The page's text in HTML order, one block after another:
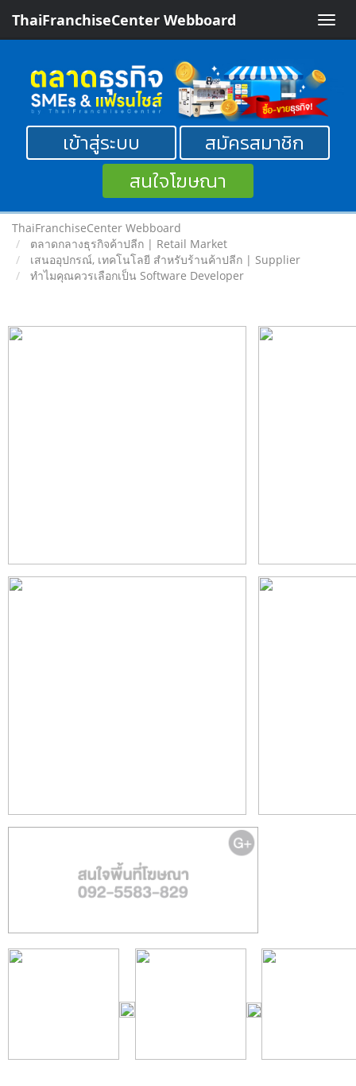
Toggle
ThaiFranchiseCenter Webboard
เข้าสู่ระบบ
สมัครสมาชิก
สนใจโฆษณา
ThaiFranchiseCenter Webboard
ตลาดกลางธุรกิจค้าปลีก | Retail Market
เสนออุปกรณ์, เทคโนโลยี สำหรับร้านค้าปลีก | Supplier
ทำไมคุณควรเลือกเป็น Software Developer